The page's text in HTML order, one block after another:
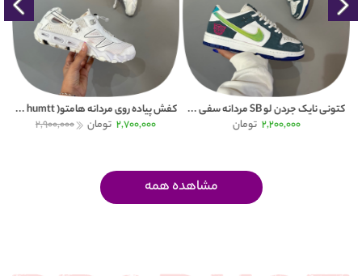
کتونی نایک جردن لو SB مردانه سفی ...
2,200,000 تومان
کفش پیاده روی مردانه هامتو( humtt ...
2,700,000 تومان 2,900,000
مشاهده همه